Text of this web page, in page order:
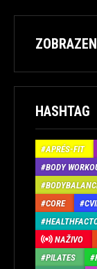
HASHTAG
APRÉS-FIT
BODY
CORE
NAŽIVO
PILATES